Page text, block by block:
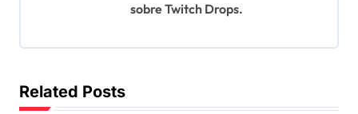
sobre Twitch Drops.
Related Posts